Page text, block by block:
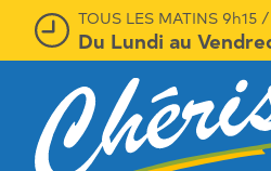
TOUS LES MATINS 9h15 /
Du Lundi au